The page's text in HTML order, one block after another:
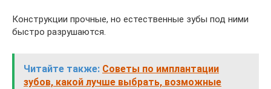
Конструкции прочные, но естественные зубы под ними
быстро разрушаются.
Читайте также: Советы по имплантации
зубов, какой лучше выбрать, возможные